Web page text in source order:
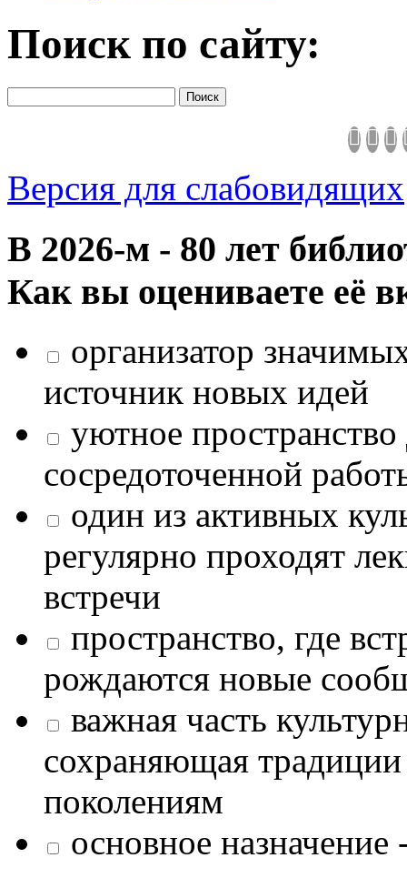
Поиск по сайту:
Версия для слабовидящих
В 2026‑м - 80 лет
Как вы оцениваете её
организатор
источник новых идей
уютное
сосредоточенной
один из активных
регулярно проходят
встречи
пространство, где
рождаются новые
важная часть
сохраняющая
поколениям
основное назначение